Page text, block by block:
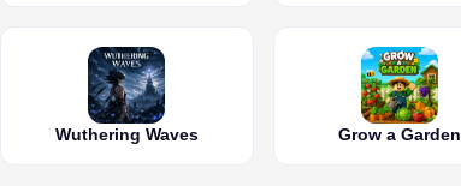
Wuthering Waves Grow a Garden